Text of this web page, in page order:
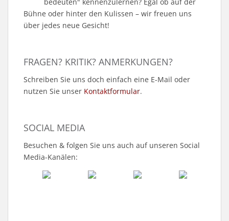
Bühne oder hinter den Kulissen – wir freuen uns
über jedes neue Gesicht!
FRAGEN? KRITIK? ANMERKUNGEN?
Schreiben Sie uns doch einfach eine E-Mail oder
nutzen Sie unser Kontaktformular.
SOCIAL MEDIA
Besuchen & folgen Sie uns auch auf unseren Social
Media-Kanälen: